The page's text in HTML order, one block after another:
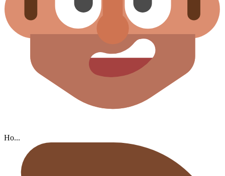
Но...